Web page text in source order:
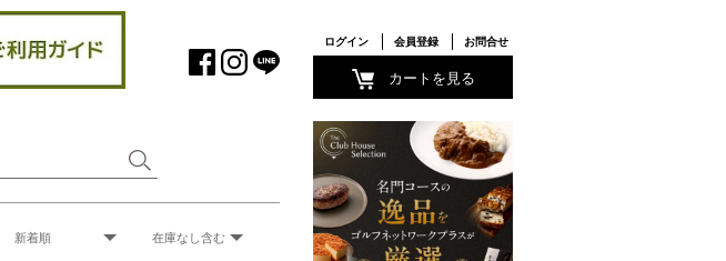
ログイン 会員登録 お問合せ
カートを見る